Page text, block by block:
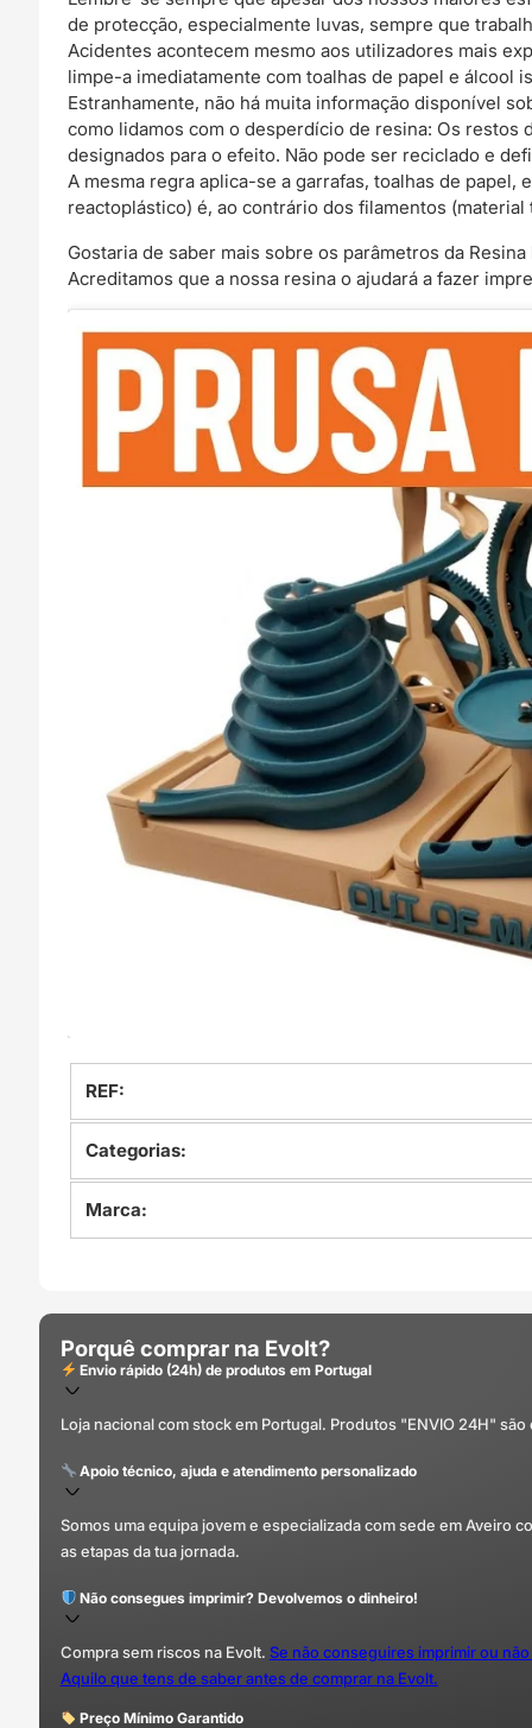
de protecção, especialmente luvas, sempre que
Acidentes acontecem mesmo aos utilizadores mais
limpe-a imediatamente com toalhas de papel e álcool
Estranhamente, não há muita informação disponível
como lidamos com o desperdício de resina: Os
designados para o efeito. Não pode ser reciclado e
A mesma regra aplica-se a garrafas, toalhas de papel,
reactoplástico) é, ao contrário dos filamentos
Gostaria de saber mais sobre os parâmetros da Resina
Acreditamos que a nossa resina o ajudará a fazer
REF:
Categorias:
Marca:
Porquê comprar na Evolt?
Envio rápido (24h) de produtos em Portugal
Loja nacional com stock em Portugal. Produtos "ENVIO 24H"
Apoio técnico, ajuda e atendimento personalizado
Somos uma equipa jovem e especializada com sede em Aveiro
as etapas da tua jornada.
Não consegues imprimir? Devolvemos o dinheiro!
Compra sem riscos na Evolt. Se não conseguires imprimir ou
Aquilo que tens de saber antes de comprar na Evolt.
Preço Mínimo Garantido